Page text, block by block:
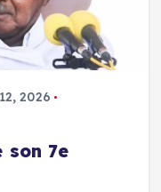
2026
son 7e